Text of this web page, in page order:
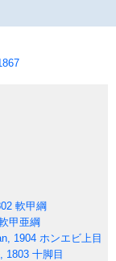
軟甲綱
甲亜綱
1904 ホンエビ上目
1803 十脚目